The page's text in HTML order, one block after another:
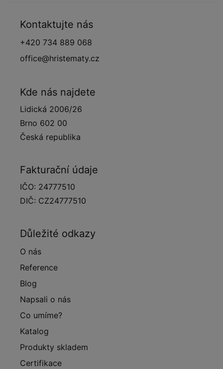
Kontaktujte nás
+420 734 889 068
office@hristematy.cz
Kde nás najdete
Lidická 2006/26
Brno 602 00
Česká republika
Fakturační údaje
IČO: 24777510
DIČ: CZ24777510
Důležité odkazy
O nás
Reference
Blog
Napsali o nás
Co umíme?
Katalog
Produkty skladem
Certifikace